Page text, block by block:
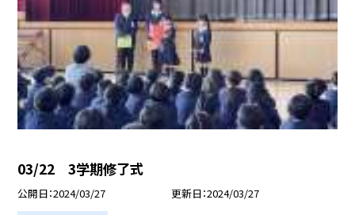
03/22 3学期修了式
公開日 2024/03/27 更新日 2024/03/27